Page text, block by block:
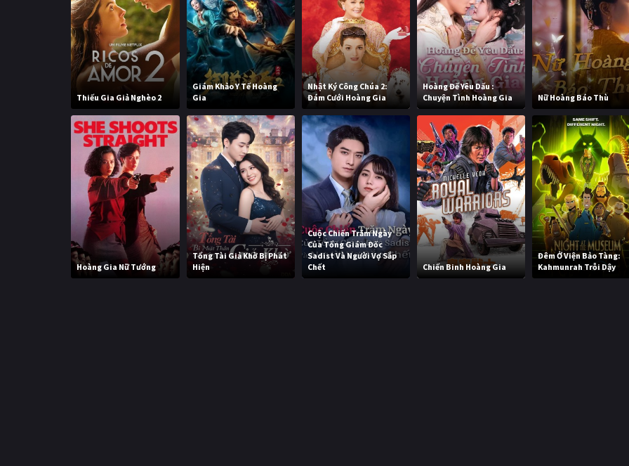
Thiếu Gia Giả Nghèo 2
Giám Khảo Y Tế Hoàng
Gia
Nhật Ký Công Chúa 2:
Đám Cưới Hoàng Gia
Hoàng Đế Yêu Dấu :
Chuyện Tình Hoàng Gia
Nữ Hoàng Báo Thù
Hoàng Gia Nữ Tướng
Tổng Tài Giả Khờ Bị Phát
Hiện
Cuộc Chiến Trăm Ngày
Của Tổng Giám Đốc
Sadist Và Người Vợ Sắp
Chết
Chiến Binh Hoàng Gia
Đêm Ở Viện Bảo Tàng:
Kahmunrah Trỗi Dậy